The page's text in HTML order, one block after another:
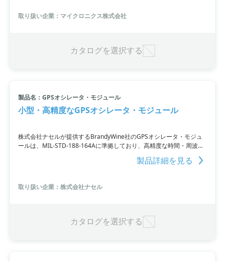
取り扱い企業：マイクロニクス株式会社
カタログを選択する
製品名：GPSオシレータ・モジュール
小型・高精度なGPSオシレータ・モジュール
株式会社ナセルが提供するBrandyWine社のGPSオシレータ・モジュ
ールは、MIL-STD-188-164Aに準拠しており、高精度な時間・周波数
測定が可能です。GPSトラッキング・レシーバを搭載し、1PPS入力に
対応しています。さらに、3つの独立した低位相ノイズな10MHzを提
製品詳細を見る
取り扱い企業：株式会社ナセル
カタログを選択する